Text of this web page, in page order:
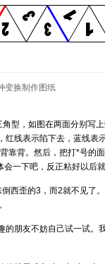
变换制作图纸
型，如图在两面分别写
红线表示陷下去，蓝线表
靠背。然后，把打*号的
一下吧，反正粘好以后
西歪的3，而2就不见了
的朋友不妨自己试一试。